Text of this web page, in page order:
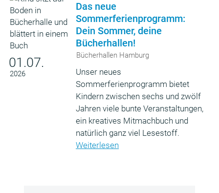
01.07.
2026
Das neue
Sommerferienprogramm:
Dein Sommer, deine
Bücherhallen!
Bücherhallen Hamburg
Unser neues
Sommerferienprogramm bietet
Kindern zwischen sechs und zwölf
Jahren viele bunte Veranstaltungen,
ein kreatives Mitmachbuch und
natürlich ganz viel Lesestoff.
Weiterlesen